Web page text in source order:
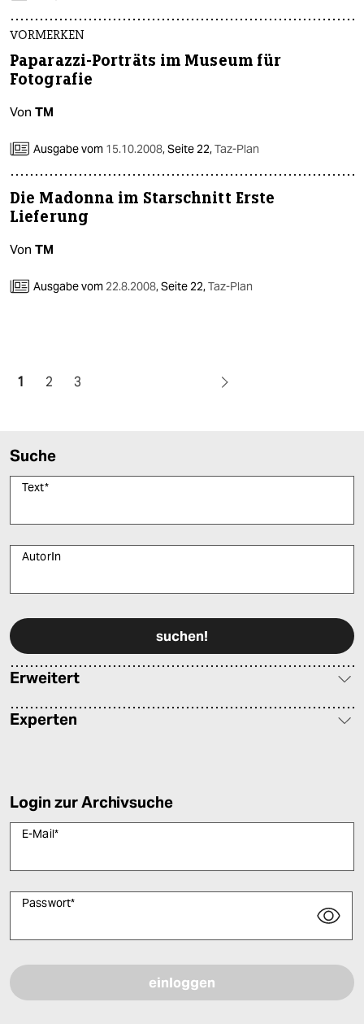
VORMERKEN
Paparazzi-Porträts im Museum für
Fotografie
Von TM
Ausgabe vom 15.10.2008,Seite 22,Taz-Plan
Die Madonna im Starschnitt Erste
Lieferung
Von TM
Ausgabe vom 22.8.2008,Seite 22,Taz-Plan
1 2 3
Suche
Text*
AutorIn
Erweitert
Experten
Login zur Archivsuche
E-Mail*
Passwort*